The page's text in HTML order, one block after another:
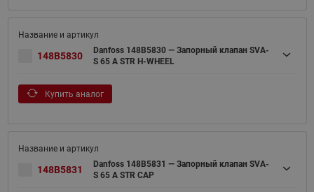
148B5830
Danfoss 148B5830 — Запорный клапан SVA-
S 65 A STR H-WHEEL
Купить аналог
148B5831
Danfoss 148B5831 — Запорный клапан SVA-
S 65 A STR CAP